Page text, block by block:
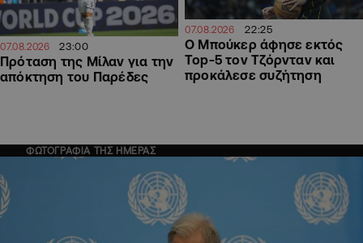
07.08.2026 23:00
Πρόταση της Μίλαν για την
απόκτηση του Παρέδες
07.08.2026 22:25
Ο Μπούκερ άφησε εκτός
Top-5 τον Τζόρνταν και
προκάλεσε συζήτηση
ΦΩΤΟΓΡΑΦΙΑ ΤΗΣ ΗΜΕΡΑΣ